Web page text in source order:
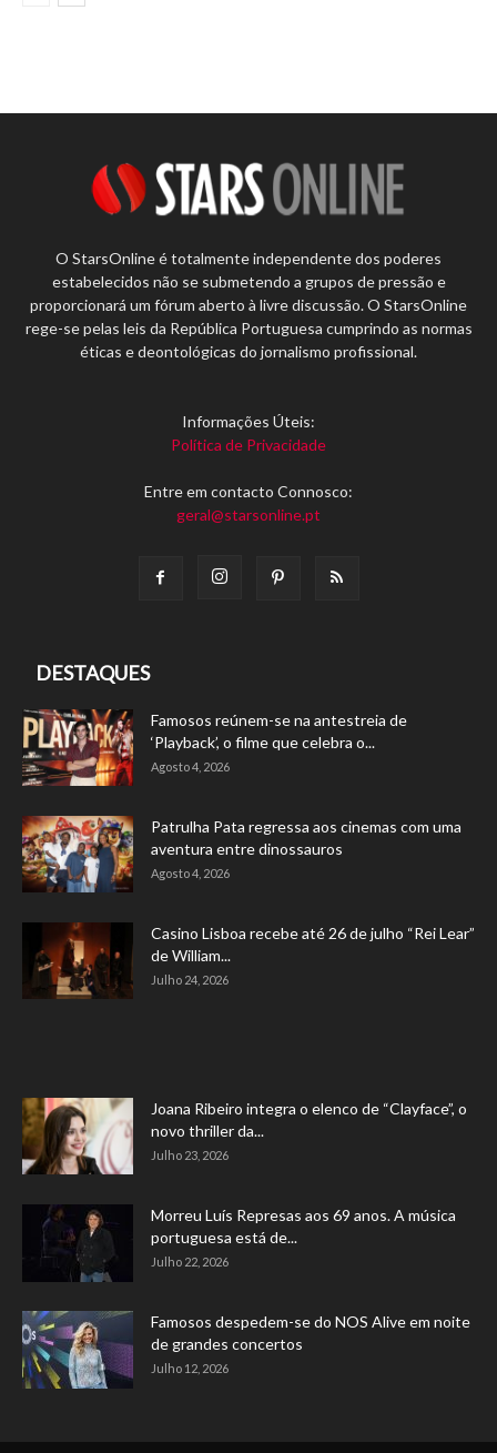
O StarsOnline é totalmente independente dos poderes
estabelecidos não se submetendo a grupos de pressão e
proporcionará um fórum aberto à livre discussão. O StarsOnline
rege-se pelas leis da República Portuguesa cumprindo as normas
éticas e deontológicas do jornalismo profissional.
Informações Úteis:
Política de Privacidade
Entre em contacto Connosco:
geral@starsonline.pt
DESTAQUES
Famosos reúnem-se na antestreia de
‘Playback’, o filme que celebra o...
Agosto 4, 2026
Patrulha Pata regressa aos cinemas com uma
aventura entre dinossauros
Agosto 4, 2026
Casino Lisboa recebe até 26 de julho “Rei Lear”
de William...
Julho 24, 2026
Joana Ribeiro integra o elenco de “Clayface”, o
novo thriller da...
Julho 23, 2026
Morreu Luís Represas aos 69 anos. A música
portuguesa está de...
Julho 22, 2026
Famosos despedem-se do NOS Alive em noite
de grandes concertos
Julho 12, 2026